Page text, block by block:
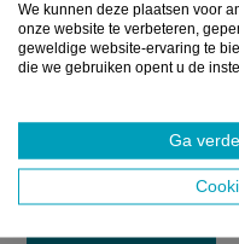
We kunnen deze plaatsen voor
onze website te verbeteren,
geweldige website-ervaring te
die we gebruiken opent u de
Ga